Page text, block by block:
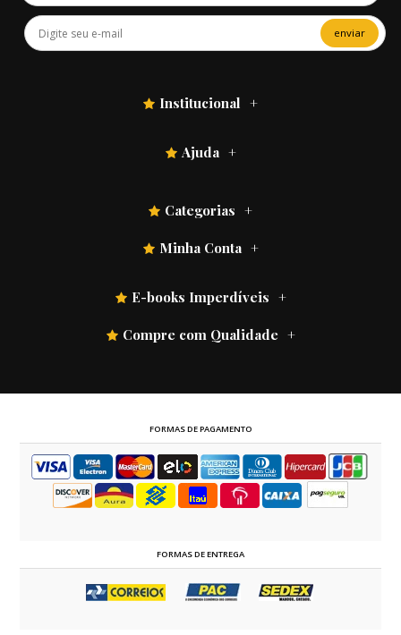
enviar
Institucional
Ajuda
Categorias
Minha Conta
E-books Imperdíveis
Compre com Qualidade
FORMAS DE PAGAMENTO
FORMAS DE ENTREGA